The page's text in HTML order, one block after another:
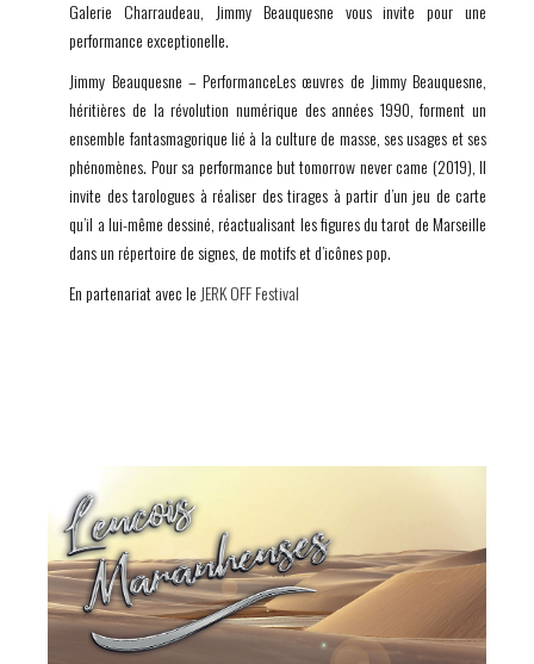
Galerie Charraudeau, Jimmy Beauquesne vous invite pour une
performance exceptionelle.
Jimmy Beauquesne – PerformanceLes œuvres de Jimmy Beauquesne,
héritières de la révolution numérique des années 1990, forment un
ensemble fantasmagorique lié à la culture de masse, ses usages et ses
phénomènes. Pour sa performance but tomorrow never came (2019), Il
invite des tarologues à réaliser des tirages à partir d’un jeu de carte
qu’il a lui-même dessiné, réactualisant les figures du tarot de Marseille
dans un répertoire de signes, de motifs et d’icônes pop.
En partenariat avec le JERK OFF Festival